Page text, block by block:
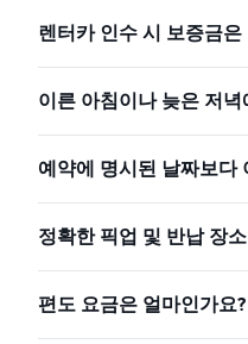
렌터카 인수 시 보증금
이른 아침이나 늦은 저
예약에 명시된 날짜보다
정확한 픽업 및 반납 장
편도 요금은 얼마인가요?